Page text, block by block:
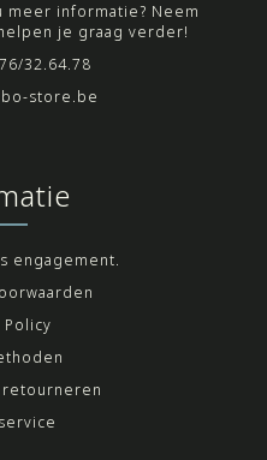
meer informatie? Neem
je graag verder!
32.64.78
store.be
engagement.
Policy